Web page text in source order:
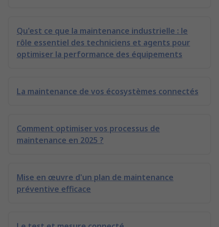
Qu'est ce que la maintenance industrielle : le
rôle essentiel des techniciens et agents pour
optimiser la performance des équipements
La maintenance de vos écosystèmes connectés
Comment optimiser vos processus de
maintenance en 2025 ?
Mise en œuvre d'un plan de maintenance
préventive efficace